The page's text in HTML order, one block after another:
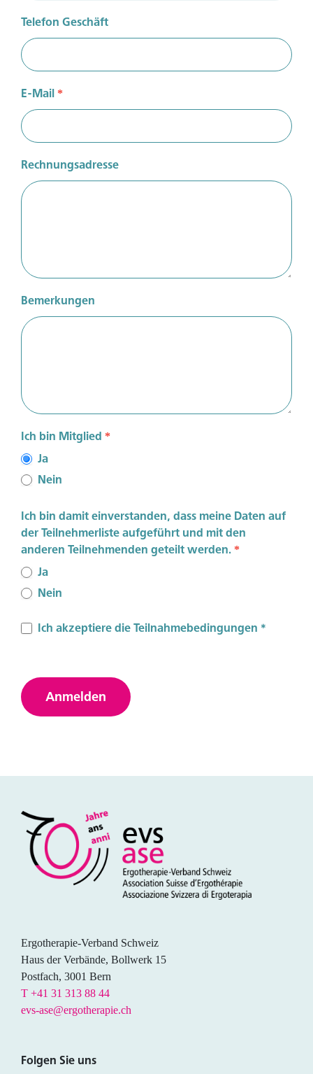
Telefon Geschäft
E-Mail *
Rechnungsadresse
Bemerkungen
Ich bin Mitglied *
Ja
Nein
Ich bin damit einverstanden, dass meine Daten auf
der Teilnehmerliste aufgeführt und mit den
anderen Teilnehmenden geteilt werden. *
Ja
Nein
Ich akzeptiere die Teilnahmebedingungen *
Anmelden
Ergotherapie-Verband Schweiz
Haus der Verbände, Bollwerk 15
Postfach, 3001 Bern
T +41 31 313 88 44
evs-ase@ergotherapie.ch
Folgen Sie uns